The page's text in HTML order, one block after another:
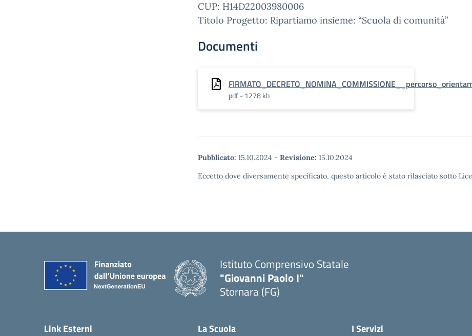
CUP: H14D22003980006
Titolo Progetto: Ripartiamo insieme: “Scuola di comunità”
Documenti
pdf - 1278 kb
Pubblicato: 15.10.2024 - Revisione: 15.10.2024
Eccetto dove diversamente specificato, questo articolo è stato rilasciato sotto
Istituto Comprensivo Statale
"Giovanni Paolo I"
Stornara (FG)
Link Esterni La Scuola I Servizi